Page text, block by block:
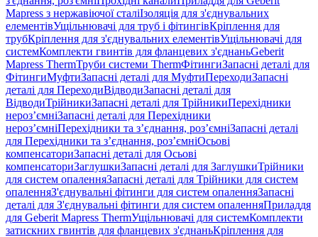
Mapress з нержавіючої сталіІзоляція для з'єднувальних
елементівУщільнювачі для труб і фітингівКріплення для
трубКріплення для з'єднувальних елементівУщільнювачі для
системКомплекти гвинтів для фланцевих з'єднаньGeberit
Mapress ThermТруби системи ThermФітингиЗапасні деталі для
ФітингиМуфтиЗапасні деталі для МуфтиПереходиЗапасні
деталі для ПереходиВідводиЗапасні деталі для
ВідводиТрійникиЗапасні деталі для ТрійникиПерехідники
нероз’ємніЗапасні деталі для Перехідники
нероз’ємніПерехідники та з’єднання, роз’ємніЗапасні деталі
для Перехідники та з’єднання, роз’ємніОсьові
компенсаториЗапасні деталі для Осьові
компенсаториЗаглушкиЗапасні деталі для ЗаглушкиТрійники
для систем опаленняЗапасні деталі для Трійники для систем
опаленняЗ'єднувальні фітинги для систем опаленняЗапасні
деталі для З'єднувальні фітинги для систем опаленняПриладдя
для Geberit Mapress ThermУщільнювачі для системКомплекти
затискних гвинтів для фланцевих з'єднаньКріплення для